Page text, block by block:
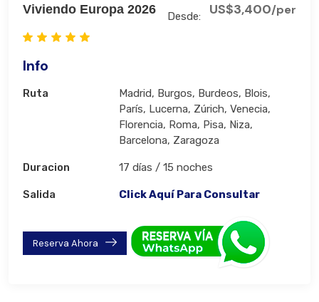
Viviendo Europa 2026 Desde: US$3,400/per
Info
Ruta
Madrid, Burgos, Burdeos, Blois,
París, Lucerna, Zúrich, Venecia,
Florencia, Roma, Pisa, Niza,
Barcelona, Zaragoza
Duracion 17 días / 15 noches
Salida Click Aquí Para Consultar
Reserva Ahora